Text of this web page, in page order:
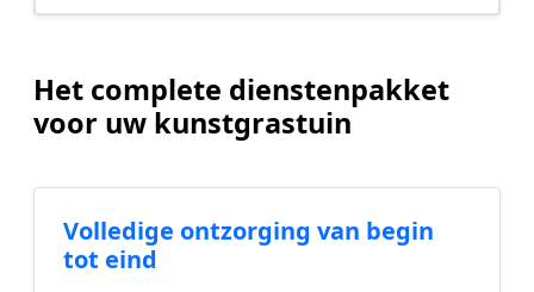
Het complete dienstenpakket
voor uw kunstgrastuin
Volledige ontzorging van begin
tot eind